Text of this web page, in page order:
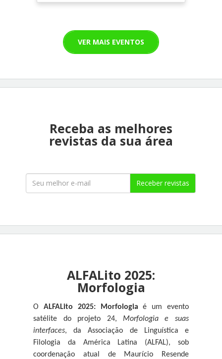
VER MAIS EVENTOS
Receba as melhores
revistas da sua área
Receber revistas
ALFALito 2025:
Morfologia
O ALFALito 2025: Morfologia é um evento
satélite do projeto 24, Morfologia e suas
interfaces, da Associação de Linguística e
Filologia da América Latina (ALFAL), sob
coordenação atual de Maurício Resende